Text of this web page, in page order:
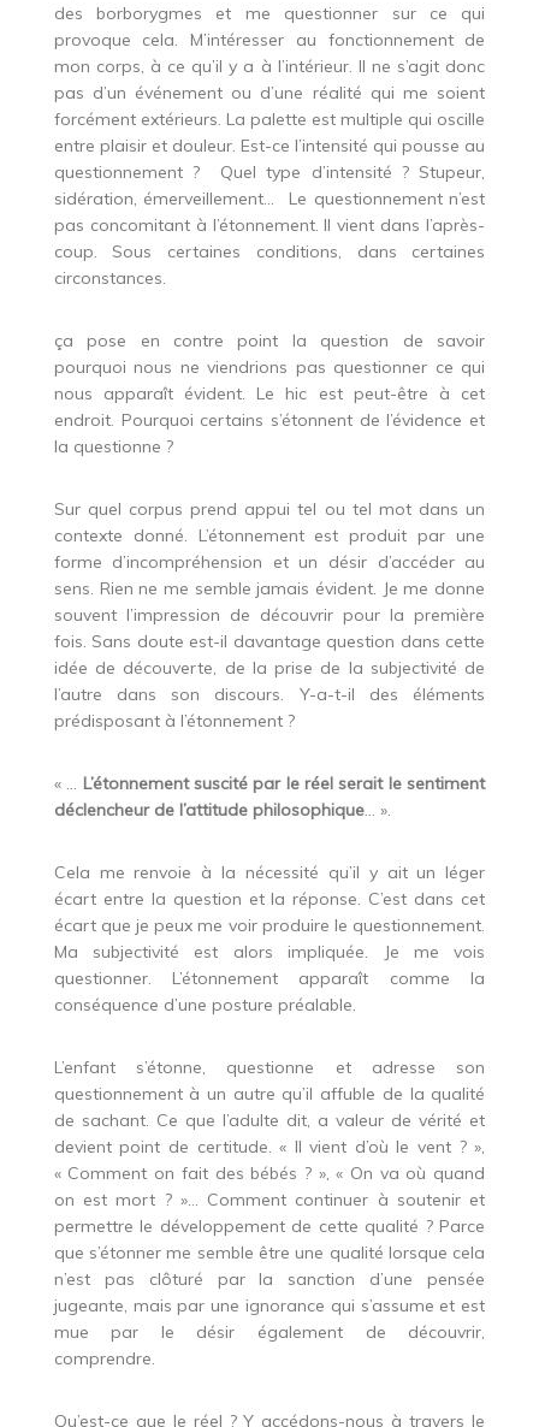
des borborygmes et me questionner sur ce qui
provoque cela. M’intéresser au fonctionnement de
mon corps, à ce qu’il y a à l’intérieur. Il ne s’agit donc
pas d’un événement ou d’une réalité qui me soient
forcément extérieurs. La palette est multiple qui oscille
entre plaisir et douleur. Est-ce l’intensité qui pousse au
questionnement ? Quel type d’intensité ? Stupeur,
sidération, émerveillement… Le questionnement n’est
pas concomitant à l’étonnement. Il vient dans l’après-
coup. Sous certaines conditions, dans certaines
circonstances.
ça pose en contre point la question de savoir
pourquoi nous ne viendrions pas questionner ce qui
nous apparaît évident. Le hic est peut-être à cet
endroit. Pourquoi certains s’étonnent de l’évidence et
la questionne ?
Sur quel corpus prend appui tel ou tel mot dans un
contexte donné. L’étonnement est produit par une
forme d’incompréhension et un désir d’accéder au
sens. Rien ne me semble jamais évident. Je me donne
souvent l’impression de découvrir pour la première
fois. Sans doute est-il davantage question dans cette
idée de découverte, de la prise de la subjectivité de
l’autre dans son discours. Y-a-t-il des éléments
prédisposant à l’étonnement ?
« … L’étonnement suscité par le réel serait le sentiment
déclencheur de l’attitude philosophique… ».
Cela me renvoie à la nécessité qu’il y ait un léger
écart entre la question et la réponse. C’est dans cet
écart que je peux me voir produire le questionnement.
Ma subjectivité est alors impliquée. Je me vois
questionner. L’étonnement apparaît comme la
conséquence d’une posture préalable.
L’enfant s’étonne, questionne et adresse son
questionnement à un autre qu’il affuble de la qualité
de sachant. Ce que l’adulte dit, a valeur de vérité et
devient point de certitude. « Il vient d’où le vent ? »,
« Comment on fait des bébés ? », « On va où quand
on est mort ? »… Comment continuer à soutenir et
permettre le développement de cette qualité ? Parce
que s’étonner me semble être une qualité lorsque cela
n’est pas clôturé par la sanction d’une pensée
jugeante, mais par une ignorance qui s’assume et est
mue par le désir également de découvrir,
comprendre.
Qu’est-ce que le réel ? Y accédons-nous à travers le